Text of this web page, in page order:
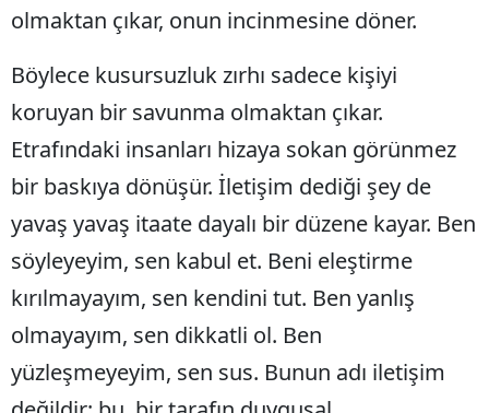
olmaktan çıkar, onun incinmesine döner.
Böylece kusursuzluk zırhı sadece kişiyi
koruyan bir savunma olmaktan çıkar.
Etrafındaki insanları hizaya sokan görünmez
bir baskıya dönüşür. İletişim dediği şey de
yavaş yavaş itaate dayalı bir düzene kayar. Ben
söyleyeyim, sen kabul et. Beni eleştirme
kırılmayayım, sen kendini tut. Ben yanlış
olmayayım, sen dikkatli ol. Ben
yüzleşmeyeyim, sen sus. Bunun adı iletişim